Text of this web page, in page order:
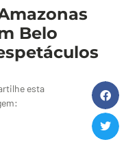
Belo
esta